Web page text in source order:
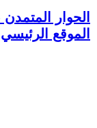
الحوار
الموقع الرئيسي